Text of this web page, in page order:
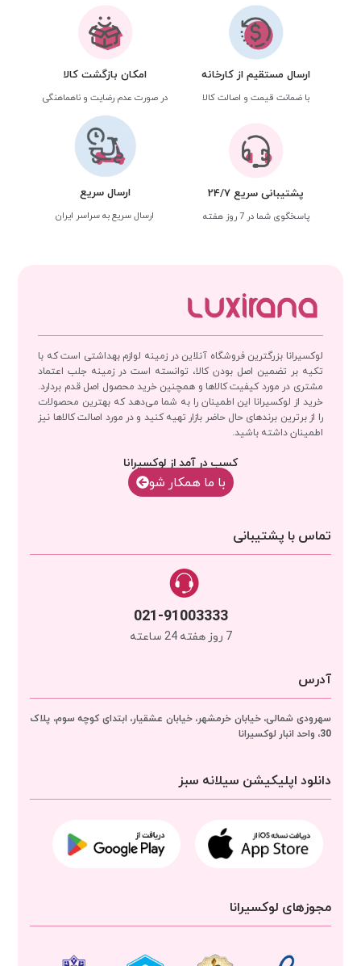
ارسال مستقیم از کارخانه
با ضمانت قیمت و اصالت کالا
امکان بازگشت کالا
در صورت عدم رضایت و ناهماهنگی
پشتیبانی سریع 24/7
پاسخگوی شما در 7 روز هفته
ارسال سریع
ارسال سریع به سراسر ایران
لوکسیرانا بزرگترین فروشگاه آنلاین در زمینه لوازم بهداشتی است که با
تکیه بر تضمین اصل بودن کالا، توانسته است در زمینه جلب اعتماد
مشتری در مورد کیفیت کالاها و همچنین خرید محصول اصل قدم بردارد.
خرید از لوکسیرانا این اطمینان را به شما می‌دهد که بهترین محصولات
را از برترین برندهای حال حاضر بازار تهیه کنید و در مورد اصالت کالاها نیز
اطمینان داشته باشید.
کسب در آمد از لوکسیرانا
با‌‌ ما همکار شو
تماس با پشتیبانی
021-91003333
7 روز هفته 24 ساعته
آدرس
سهرودی شمالی، خیابان خرمشهر، خیابان عشقیار، ابتدای کوچه سوم، پلاک
30، واحد انبار
لوکسیرانا
دانلود اپلیکیشن سیلانه سبز
مجوزهای لوکسیرانا